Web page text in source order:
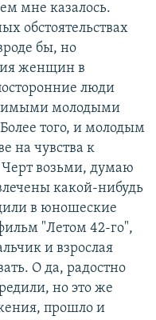
мне казалось.
обстоятельствах
бы, но
женщин в
люди
молодыми
того, и молодым
на чувства к
возьми, думаю
какой-нибудь
в юношеские
"Летом 42-го",
и взрослая
О да, радостно
но это же
прошло и